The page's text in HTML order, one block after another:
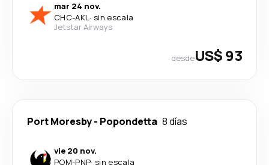
mar 24 nov.
CHC-AKL· sin escala
Jetstar Airways
desdeUS$ 93
Port Moresby- Popondetta 8 días
vie 20 nov.
POM-PNP· sin escala